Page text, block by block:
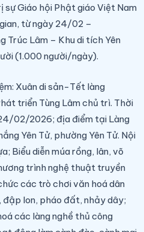
sự Giáo hội Phật giáo Việt Nam
từ ngày 24/02 –
Trúc Lâm – Khu di tích Yên
(1.000 người/ngày).
Xuân di sản-Tết làng
triển Tùng Lâm chủ trì. Thời
02/2026; địa điểm tại Làng
Yên Tử, phường Yên Tử. Nội
Biểu diễn múa rồng, lân, võ
trìnhnghệ thuật truyền
các trò chơi văn hoá dân
đập lon, pháo đất, nhảy dây;
các làng nghề thủ công